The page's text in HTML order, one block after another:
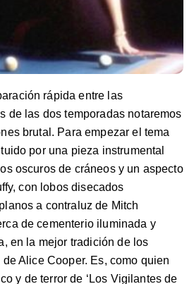
rápida entre las
de las dos temporadas notaremos
brutal. Para empezar el tema
por una pieza instrumental
oscuros de cráneos y un aspecto
con lobos disecados
a contraluz de Mitch
de cementerio iluminada y
en la mejor tradición de los
Alice Cooper. Es, como quien
y de terror de ‘Los Vigilantes de